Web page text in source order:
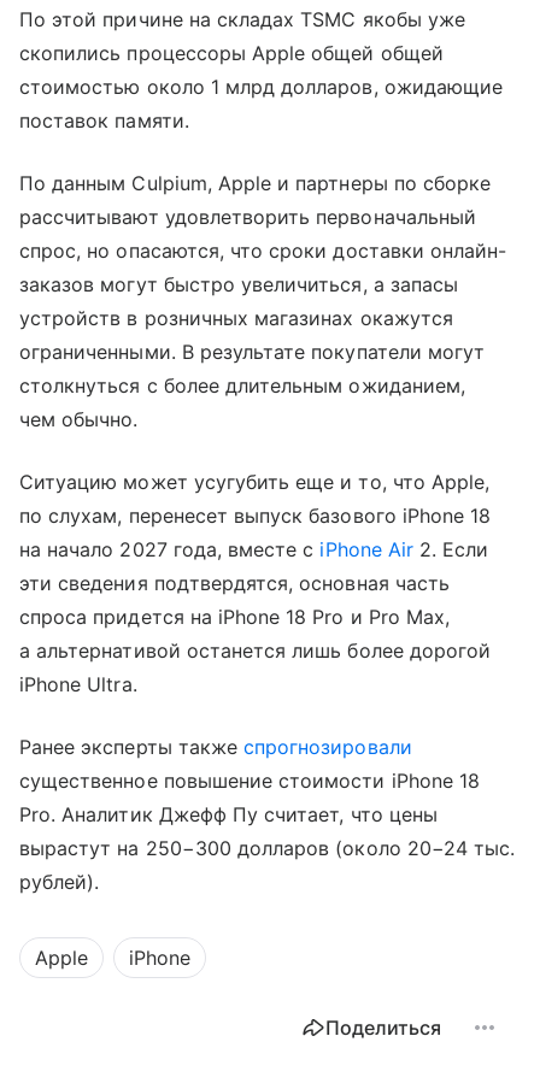
По этой причине на складах TSMC якобы уже
скопились процессоры Apple общей общей
стоимостью около 1 млрд долларов, ожидающие
поставок памяти.
По данным Culpium, Apple и партнеры по сборке
рассчитывают удовлетворить первоначальный
спрос, но опасаются, что сроки доставки онлайн-
заказов могут быстро увеличиться, а запасы
устройств в розничных магазинах окажутся
ограниченными. В результате покупатели могут
столкнуться с более длительным ожиданием,
чем обычно.
Ситуацию может усугубить еще и то, что Apple,
по слухам, перенесет выпуск базового iPhone 18
на начало 2027 года, вместе с iPhone Air2. Если
эти сведения подтвердятся, основная часть
спроса придется на iPhone 18 Pro и Pro Max,
а альтернативой останется лишь более дорогой
iPhone Ultra.
Ранее эксперты такжеспрогнозировали
существенное повышение стоимости iPhone 18
Pro. Аналитик Джефф Пу считает, что цены
вырастут на 250−300 долларов (около 20−24 тыс.
рублей).
Apple iPhone
Поделиться